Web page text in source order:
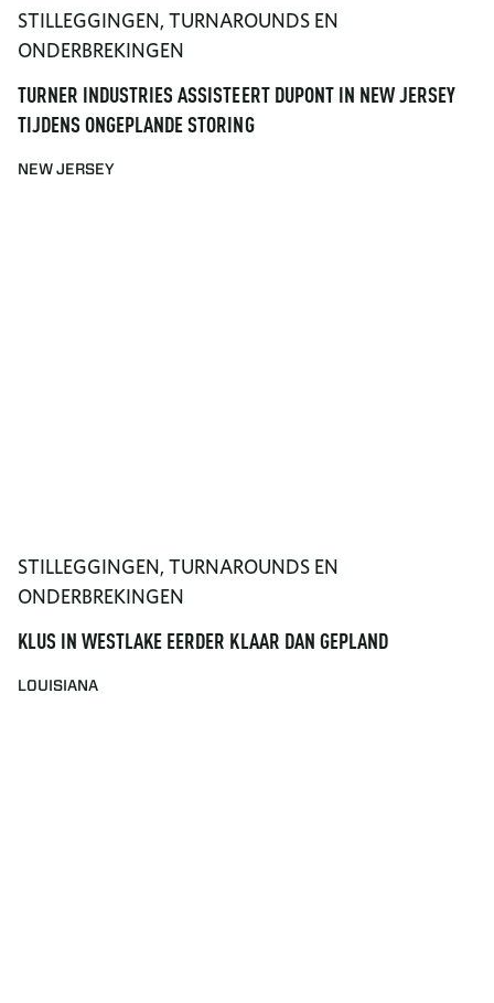
STILLEGGINGEN, TURNAROUNDS EN
ONDERBREKINGEN
TURNER INDUSTRIES ASSISTEERT DUPONT IN NEW JERSEY
TIJDENS ONGEPLANDE STORING
NEW JERSEY
STILLEGGINGEN, TURNAROUNDS EN
ONDERBREKINGEN
KLUS IN WESTLAKE EERDER KLAAR DAN GEPLAND
LOUISIANA